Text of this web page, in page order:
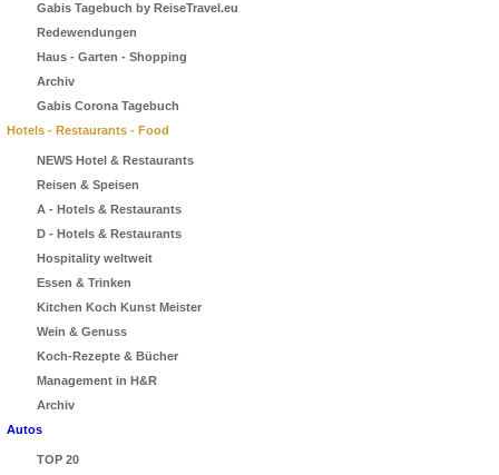
Gabis Tagebuch by ReiseTravel.eu
Redewendungen
Haus - Garten - Shopping
Archiv
Gabis Corona Tagebuch
Hotels - Restaurants - Food
NEWS Hotel & Restaurants
Reisen & Speisen
A - Hotels & Restaurants
D - Hotels & Restaurants
Hospitality weltweit
Essen & Trinken
Kitchen Koch Kunst Meister
Wein & Genuss
Koch-Rezepte & Bücher
Management in H&R
Archiv
Autos
TOP 20